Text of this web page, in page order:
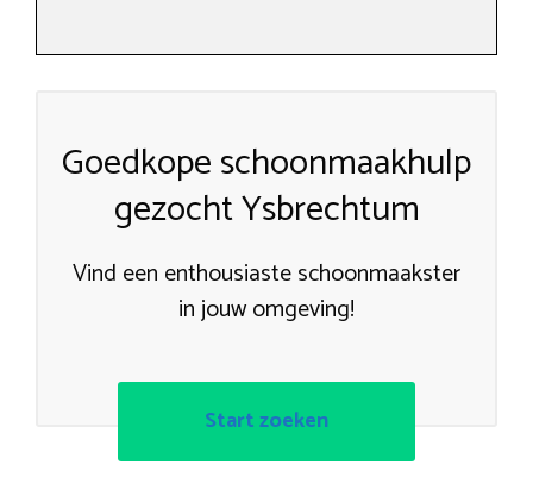
Goedkope schoonmaakhulp
gezocht Ysbrechtum
Vind een enthousiaste schoonmaakster
in jouw omgeving!
Start zoeken